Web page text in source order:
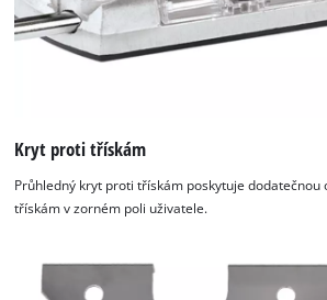
Kryt proti třískám
Průhledný kryt proti třískám poskytuje
třískám v zorném poli uživatele.